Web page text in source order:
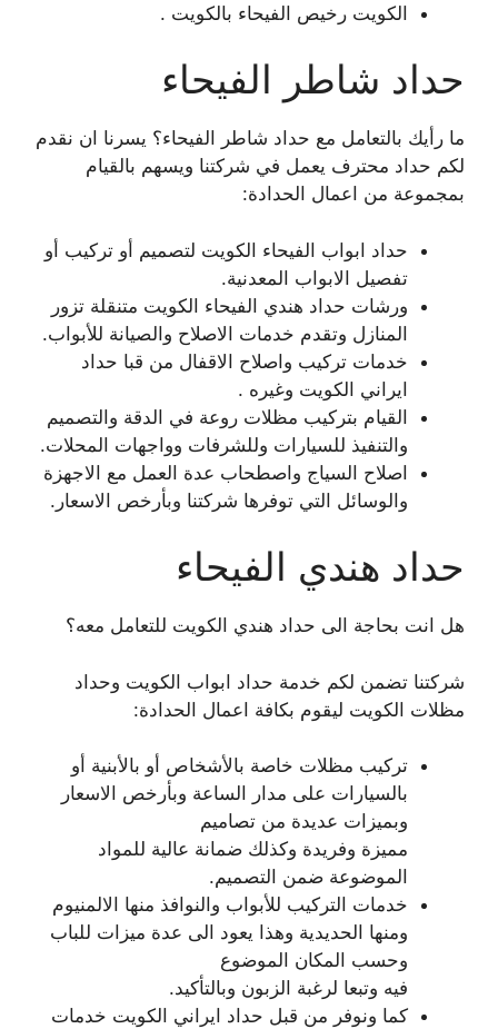
الكويت رخيص الفيحاء بالكويت .
حداد شاطر الفيحاء
ما رأيك بالتعامل مع حداد شاطر الفيحاء؟ يسرنا ان نقدم
لكم حداد محترف يعمل في شركتنا ويسهم بالقيام
بمجموعة من اعمال الحدادة:
حداد ابواب الفيحاء الكويت لتصميم أو تركيب أو
تفصيل الابواب المعدنية.
ورشات حداد هندي الفيحاء الكويت متنقلة تزور
المنازل وتقدم خدمات الاصلاح والصيانة للأبواب.
خدمات تركيب واصلاح الاقفال من قبا حداد
ايراني الكويت وغيره .
القيام بتركيب مظلات روعة في الدقة والتصميم
والتنفيذ للسيارات وللشرفات وواجهات المحلات.
اصلاح السياج واصطحاب عدة العمل مع الاجهزة
والوسائل التي توفرها شركتنا وبأرخص الاسعار.
حداد هندي الفيحاء
هل انت بحاجة الى حداد هندي الكويت للتعامل معه؟
شركتنا تضمن لكم خدمة حداد ابواب الكويت وحداد
مظلات الكويت ليقوم بكافة اعمال الحدادة:
تركيب مظلات خاصة بالأشخاص أو بالأبنية أو
بالسيارات على مدار الساعة وبأرخص الاسعار
وبميزات عديدة من تصاميم
مميزة وفريدة وكذلك ضمانة عالية للمواد
الموضوعة ضمن التصميم.
خدمات التركيب للأبواب والنوافذ منها الالمنيوم
ومنها الحديدية وهذا يعود الى عدة ميزات للباب
وحسب المكان الموضوع
فيه وتبعا لرغبة الزبون وبالتأكيد.
كما ونوفر من قبل حداد ايراني الكويت خدمات